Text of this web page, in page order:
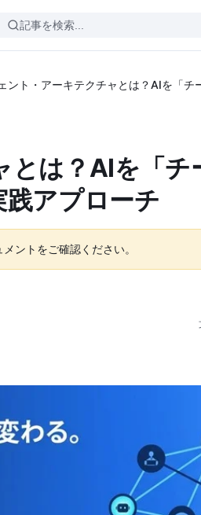
ント・アーキテクチャとは？AIを「
は？AIを「チ
アプローチ
ントをご確認ください。